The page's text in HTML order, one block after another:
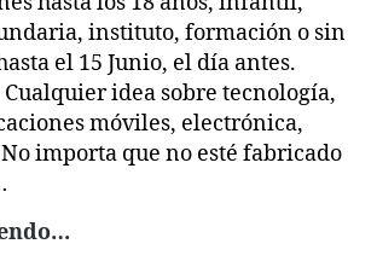
instituto, formación o sin
el 15 Junio, el día antes.
idea sobre tecnología,
móviles, electrónica,
importa que no esté fabricado
Fira